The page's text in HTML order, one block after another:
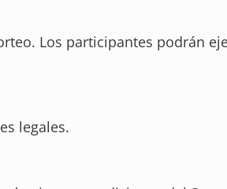
Los participantes podrán
legales.